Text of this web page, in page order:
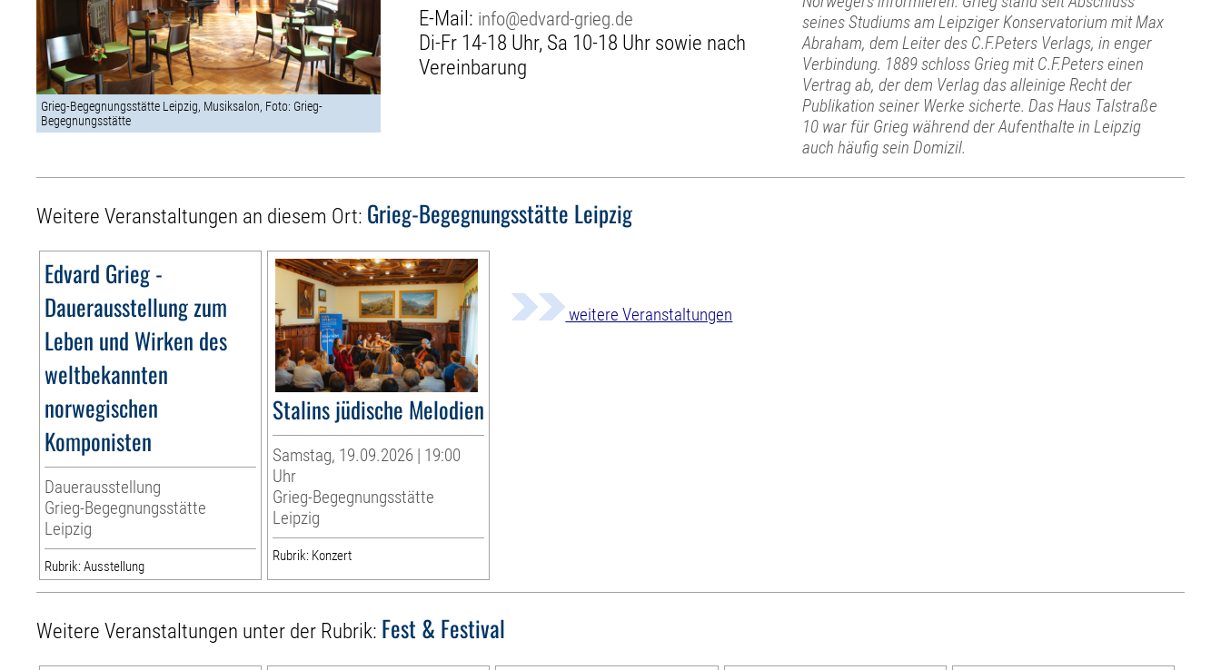
Grieg-Begegnungsstätte Leipzig, Musiksalon, Foto: Grieg-
Begegnungsstätte
E-Mail: info@edvard-grieg.de
Di-Fr 14-18 Uhr, Sa 10-18 Uhr sowie nach
Vereinbarung
seines Studiums am Leipziger Konservatorium mit Max
Abraham, dem Leiter des C.F.Peters Verlags, in enger
Verbindung. 1889 schloss Grieg mit C.F.Peters einen
Vertrag ab, der dem Verlag das alleinige Recht der
Publikation seiner Werke sicherte. Das Haus Talstraße
10 war für Grieg während der Aufenthalte in Leipzig
auch häufig sein Domizil.
Weitere Veranstaltungen an diesem Ort: Grieg-Begegnungsstätte Leipzig
Edvard Grieg -
Dauerausstellung zum
Leben und Wirken des
weltbekannten
norwegischen
Komponisten
Dauerausstellung
Grieg-Begegnungsstätte
Leipzig
Rubrik: Ausstellung
Stalins jüdische Melodien
Samstag, 19.09.2026 | 19:00
Uhr
Grieg-Begegnungsstätte
Leipzig
Rubrik: Konzert
weitere Veranstaltungen
Weitere Veranstaltungen unter der Rubrik: Fest & Festival